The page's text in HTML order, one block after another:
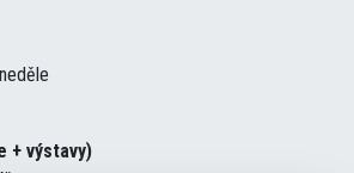
+ výstavy)